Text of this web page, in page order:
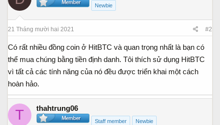
o
n
Newbie
21 Tháng mười hai 2021 #2
Có rất nhiều đồng coin ở HitBTC và quan trọng nhất là bạn có
thể mua chúng bằng tiền định danh. Tôi thích sử dụng HitBTC
vì tất cả các tính năng của nó đều được triển khai một cách
hoàn hảo.
T thahtrung06
Staff member Newbie